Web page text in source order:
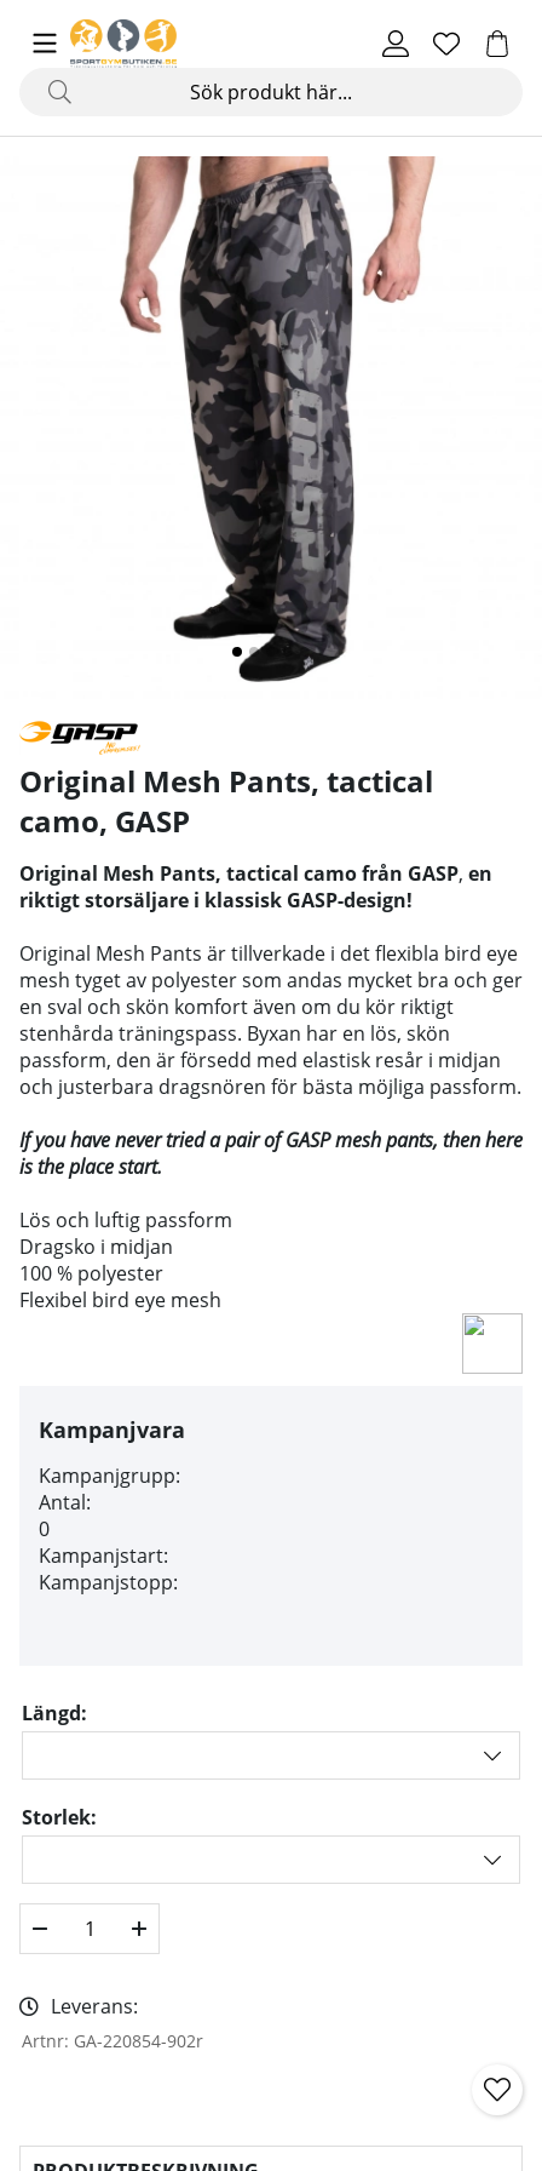
Produktbilder Original Mesh Pants, tactical camo
Original Mesh Pants, tactical
camo, GASP
Original Mesh Pants, tactical camo från GASP, en
riktigt storsäljare i klassisk GASP-design!
Original Mesh Pants är tillverkade i det flexibla bird eye
mesh tyget av polyester som andas mycket bra och ger
en sval och skön komfort även om du kör riktigt
stenhårda träningspass. Byxan har en lös, skön
passform, den är försedd med elastisk resår i midjan
och justerbara dragsnören för bästa möjliga passform.
If you have never tried a pair of GASP mesh pants, then here
is the place start.
Lös och luftig passform
Dragsko i midjan
100 % polyester
Flexibel bird eye mesh
Kampanjvara
Kampanjgrupp:
Antal:
0
Kampanjstart:
Kampanjstopp:
Längd:
Storlek:
Leverans:
Artnr: GA-220854-902r